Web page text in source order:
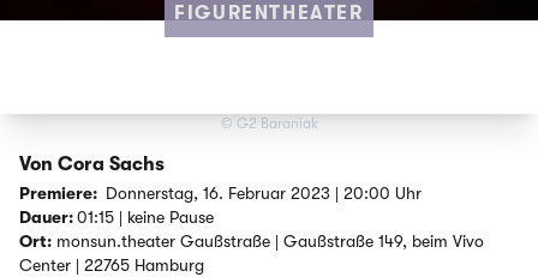
FIGURENTHEATER
© G2 Baraniak
Von Cora Sachs
Premiere: Donnerstag, 16. Februar 2023 | 20:00 Uhr
Dauer:01:15 | keine Pause
Ort: monsun.theater Gaußstraße | Gaußstraße 149, beim Vivo
Center | 22765 Hamburg